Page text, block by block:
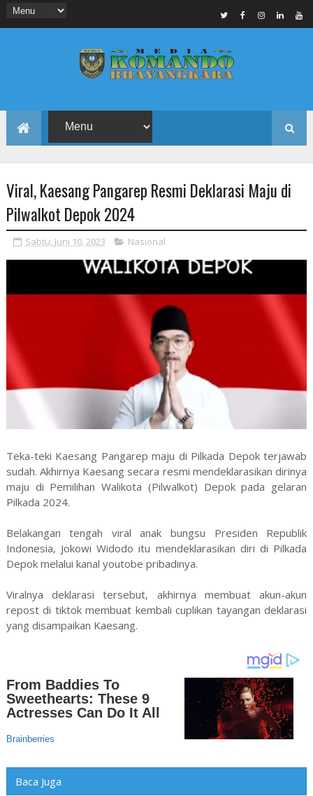
Viral, Kaesang Pangarep Resmi Deklarasi Maju di
Pilwalkot Depok 2024
Sabtu, Juni 10, 2023 Nasional
Teka-teki Kaesang Pangarep maju di Pilkada Depok terjawab
sudah. Akhirnya Kaesang secara resmi mendeklarasikan dirinya
maju di Pemilihan Walikota (Pilwalkot) Depok pada gelaran
Pilkada 2024.
Belakangan tengah viral anak bungsu Presiden Republik
Indonesia, Jokowi Widodo itu mendeklarasikan diri di Pilkada
Depok melalui kanal youtobe pribadinya.
Viralnya deklarasi tersebut, akhirnya membuat akun-akun
repost di tiktok membuat kembali cuplikan tayangan deklarasi
yang disampaikan Kaesang.
Baca Juga